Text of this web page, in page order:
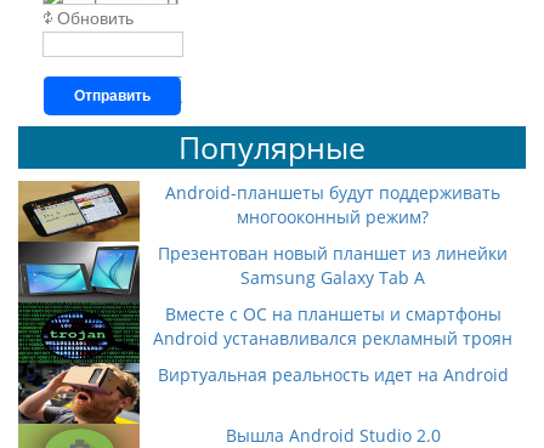
Обновить
Отправить
Популярные
Android-планшеты будут поддерживать
многооконный режим?
Презентован новый планшет из линейки
Samsung Galaxy Tab A
Вместе с ОС на планшеты и смартфоны
Android устанавливался рекламный троян
Виртуальная реальность идет на Android
Вышла Android Studio 2.0